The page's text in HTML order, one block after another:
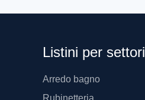
Listini per settori
Arredo bagno
Rubinetteria